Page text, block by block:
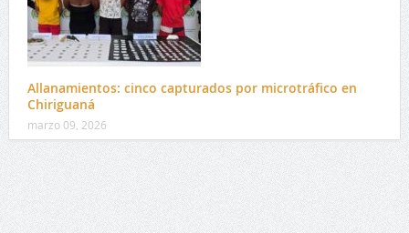
Allanamientos: cinco capturados por microtráfico en
Chiriguaná
marzo 09, 2026